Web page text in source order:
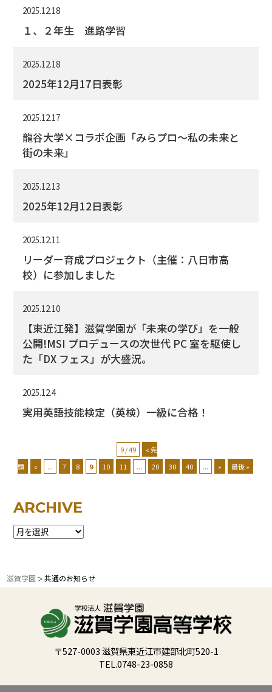
2025.12.18
１、２年生 進路学習
2025.12.18
2025年12月17日表彰
2025.12.17
龍谷大学×コラボ企画「みらプロ～私の未来と
街の未来」
2025.12.13
2025年12月12日表彰
2025.12.11
リーダー育成プロジェクト（主催：八日市高
校）に参加しました
2025.12.10
【東近江発】滋賀学園が「未来の学び」を一般
公開!MSI プロデュースの次世代 PC 室を駆使し
た「DX フェス」が大盛況。
2025.12.4
実用英語技能検定（英検）一級に合格！
9 / 49
« 先
頭
« ... 7 8 9 10 11 ... 20 30 40 ... » 最後 »
ARCHIVE
滋賀学園 ＞共通のお知らせ
〒527-0003 滋賀県東近江市建部北町520-1
TEL.0748-23-0858